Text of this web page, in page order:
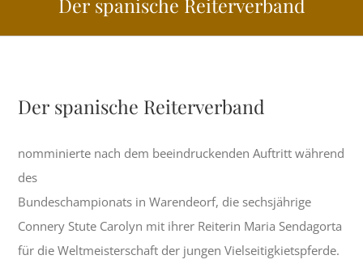
Der spanische Reiterverband
Der spanische Reiterverband
nomminierte nach dem beeindruckenden Auftritt während
des
Bundeschampionats in Warendeorf, die sechsjährige
Connery Stute Carolyn mit ihrer Reiterin Maria Sendagorta
für die Weltmeisterschaft der jungen Vielseitigkietspferde.